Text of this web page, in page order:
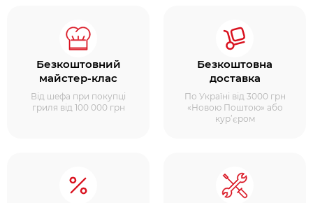
Безкоштовний
майстер-клас
Від шефа при покупці
гриля від 100 000 грн
Безкоштовна
доставка
По Україні від 3000 грн
«Новою Поштою» або
кур’єром